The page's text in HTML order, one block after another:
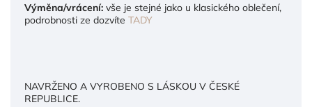
Výměna/vrácení: vše je stejné jako u klasického oblečení,
podrobnosti ze dozvíte TADY
NAVRŽENO A VYROBENO S LÁSKOU V ČESKÉ
REPUBLICE.